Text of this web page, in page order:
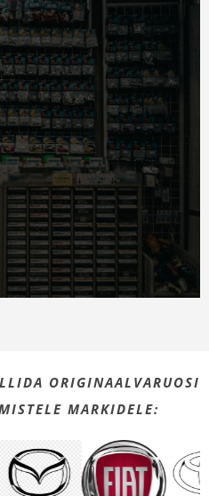
ORIGINAALVARUOSI
MARKIDELE: